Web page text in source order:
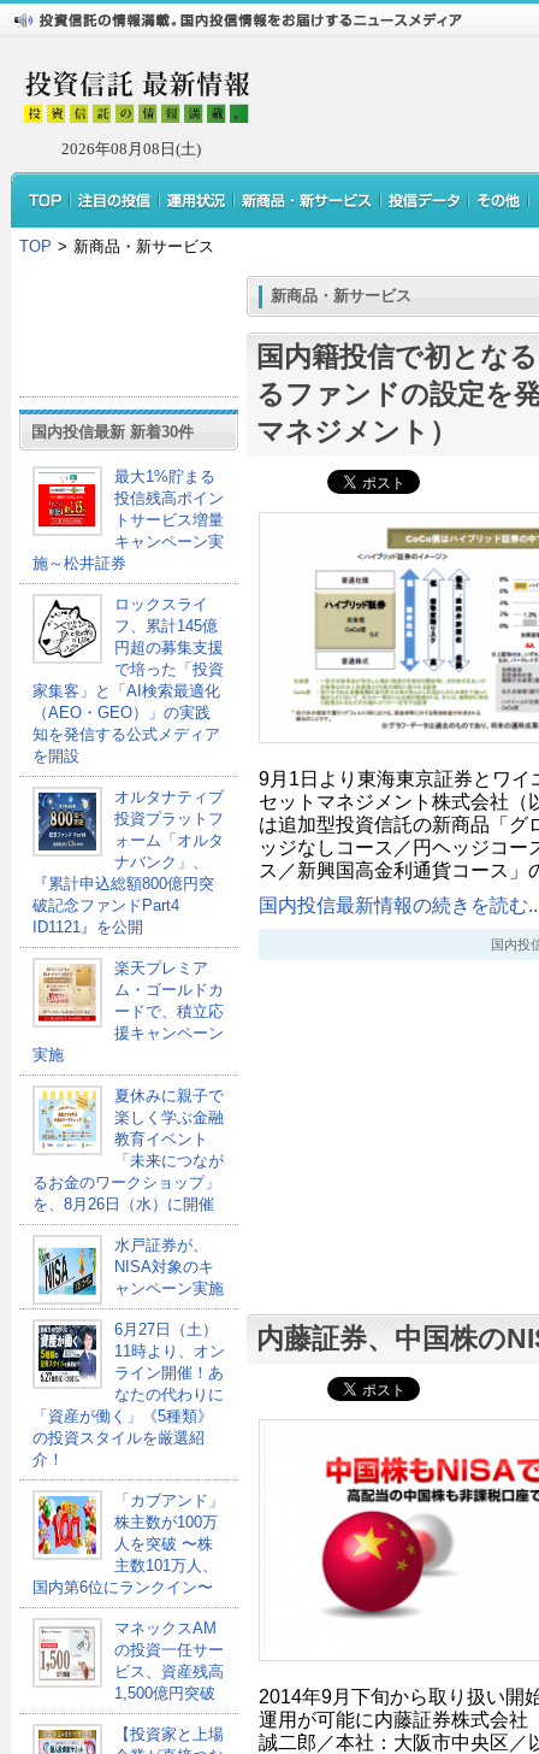
2026年08月08日(土)
TOP > 新商品・新サービス
国内投信最新 新着30件
最大1%貯まる
投信残高ポイン
トサービス増量
キャンペーン実
施～松井証券
ロックスライ
フ、累計145億
円超の募集支援
で培った「投資
家集客」と「AI検索最適化
（AEO・GEO）」の実践
知を発信する公式メディア
を開設
オルタナティブ
投資プラットフ
ォーム「オルタ
ナバンク」、
『累計申込総額800億円突
破記念ファンドPart4
ID1121』を公開
楽天プレミア
ム・ゴールドカ
ードで、積立応
援キャンペーン
実施
夏休みに親子で
楽しく学ぶ金融
教育イベント
「未来につなが
るお金のワークショップ」
を、8月26日（水）に開催
水戸証券が、
NISA対象のキ
ャンペーン実施
6月27日（土）
11時より、オン
ライン開催！あ
なたの代わりに
「資産が働く」《5種類》
の投資スタイルを厳選紹
介！
「カブアンド」
株主数が100万
人を突破 〜株
主数101万人、
国内第6位にランクイン〜
マネックスAM
の投資一任サー
ビス、資産残高
1,500億円突破
【投資家と上場
新商品・新サービス
国内籍投信で初とな
るファンドの設定を
マネジメント）
9月1日より東海東京証券とワ
セットマネジメント株式会社（
は追加型投資信託の新商品「グ
ッジなしコース／円ヘッジコー
ス／新興国高金利通貨コース
国内投信最新情報の続きを読む
国内投
内藤証券、中国株の
2014年9月下旬から取り扱い開
運用が可能に内藤証券株式会
誠二郎／本社：大阪市中央区